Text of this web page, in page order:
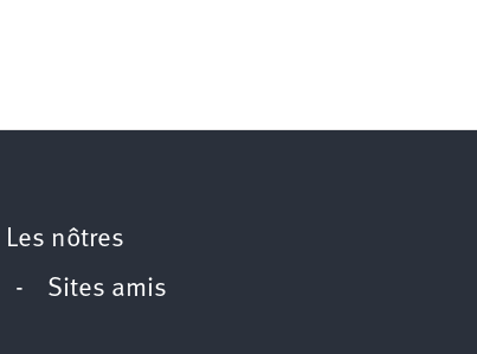
Les nôtres
Sites amis